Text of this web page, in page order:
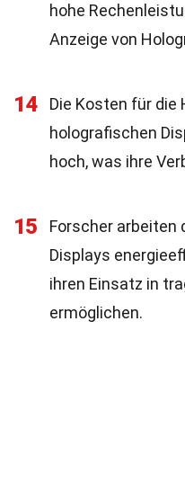
hohe
Anzeige von
14
Die Kosten für die
holografischen
hoch, was ihre
15
Forscher arbeiten
Displays
ihren Einsatz in
ermöglichen.